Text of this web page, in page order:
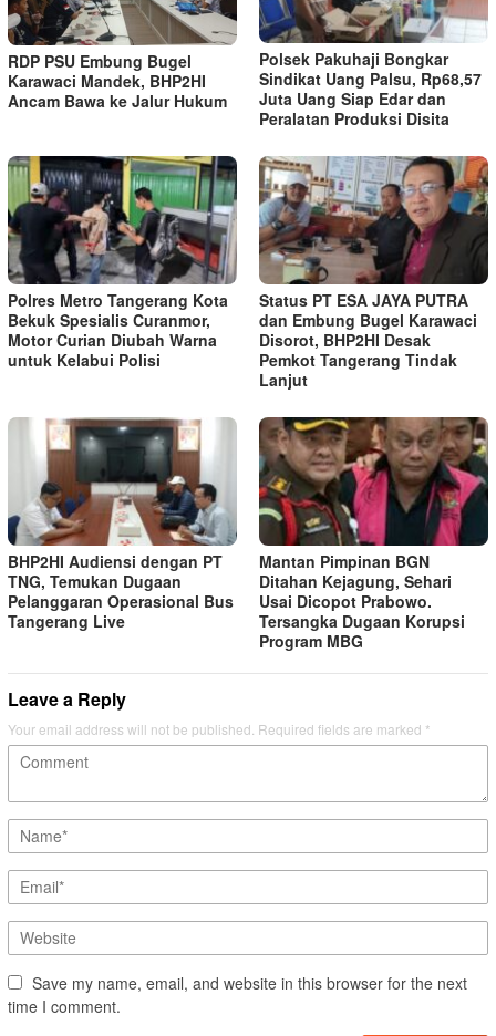
RDP PSU Embung Bugel
Karawaci Mandek, BHP2HI
Ancam Bawa ke Jalur Hukum
Polsek Pakuhaji Bongkar
Sindikat Uang Palsu, Rp68,57
Juta Uang Siap Edar dan
Peralatan Produksi Disita
Polres Metro Tangerang Kota
Bekuk Spesialis Curanmor,
Motor Curian Diubah Warna
untuk Kelabui Polisi
Status PT ESA JAYA PUTRA
dan Embung Bugel Karawaci
Disorot, BHP2HI Desak
Pemkot Tangerang Tindak
Lanjut
BHP2HI Audiensi dengan PT
TNG, Temukan Dugaan
Pelanggaran Operasional Bus
Tangerang Live
Mantan Pimpinan BGN
Ditahan Kejagung, Sehari
Usai Dicopot Prabowo.
Tersangka Dugaan Korupsi
Program MBG
Leave a Reply
Your email address will not be published. Required fields are marked *
Save my name, email, and website in this browser for the next
time I comment.